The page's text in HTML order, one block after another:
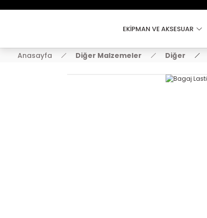
EKİPMAN VE AKSESUAR
Anasayfa Diğer Malzemeler Diğer